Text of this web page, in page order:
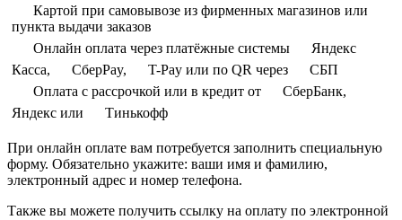
Картой при самовывозе из фирменных магазинов или
пункта выдачи заказов
Онлайн оплата через платёжные системы
Яндекс
Касса,
СберPay, T-Pay или по QR через
СБП
Оплата с рассрочкой или в кредит от
СберБанк,
Яндекс или
Тинькофф
При онлайн оплате вам потребуется заполнить специальную
форму. Обязательно укажите: ваши имя и фамилию,
электронный адрес и номер телефона.
Также вы можете получить ссылку на оплату по электронной